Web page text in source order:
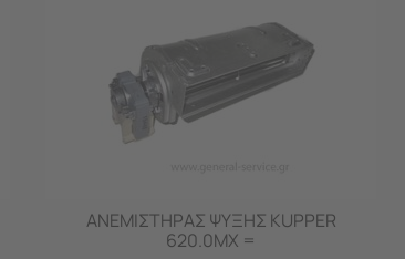
ΑΝΕΜΙΣΤΗΡΑΣ ΨΥΞΗΣ KUPPER
620.0MX =